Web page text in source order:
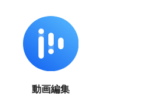
動画編集